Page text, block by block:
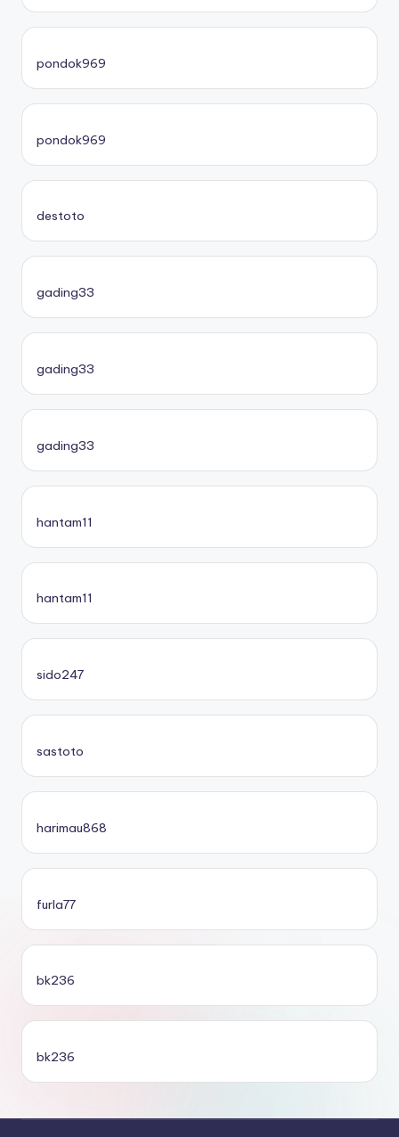
pondok969
pondok969
destoto
gading33
gading33
gading33
hantam11
hantam11
sido247
sastoto
harimau868
furla77
bk236
bk236